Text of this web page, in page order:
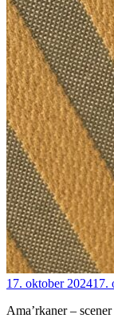
17. oktober 202417.
Ama’rkaner –